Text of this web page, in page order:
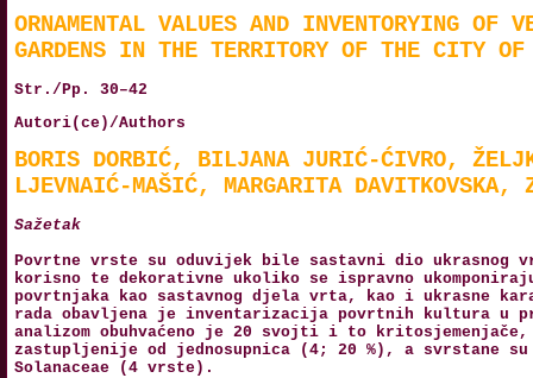
ORNAMENTAL VALUES AND INVENTORYING OF
GARDENS IN THE TERRITORY OF THE CITY
Str./Pp. 30–42
Autori(ce)/Authors
BORIS DORBIĆ, BILJANA JURIĆ-ĆIVRO,
LJEVNAIĆ-MAŠIĆ, MARGARITA DAVITKOVSKA,
Sažetak
Povrtne vrste su oduvijek bile sastavni dio
korisno te dekorativne ukoliko se ispravno
povrtnjaka kao sastavnog djela vrta, kao i ukrasne
rada obavljena je inventarizacija povrtnih kultura u
analizom obuhvaćeno je 20 svojti i to
zastupljenije od jednosupnica (4; 20 %), a svrstane
Solanaceae (4 vrste).